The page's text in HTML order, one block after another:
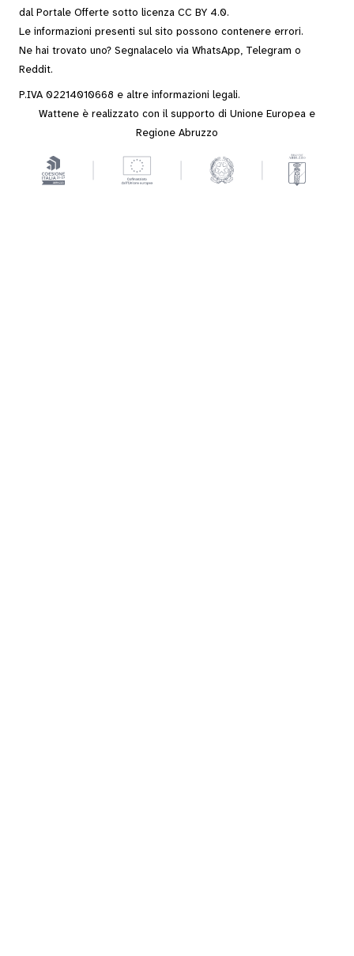
dal Portale Offerte sotto licenza CC BY 4.0.
Le informazioni presenti sul sito possono contenere errori.
Ne hai trovato uno? Segnalacelo via WhatsApp, Telegram o
Reddit.
P.IVA 02214010668 e altre informazioni legali.
Wattene è realizzato con il supporto di Unione Europea e
Regione Abruzzo